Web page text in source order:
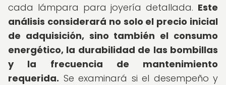
cada lámpara para joyería detallada. Este
análisis considerará no solo el precio inicial
de adquisición, sino también el consumo
energético, la durabilidad de las bombillas
y la frecuencia de mantenimiento
requerida. Se examinará si el desempeño y